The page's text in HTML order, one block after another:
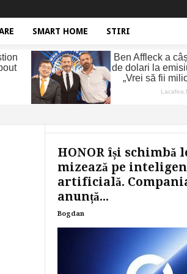
SMART HOME STIRI
HONOR își schimbă
mizează pe
artificială.
anunță...
Bogdan